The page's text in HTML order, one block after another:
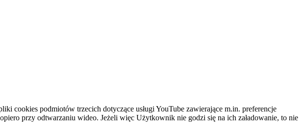
cookies podmiotów trzecich dotyczące usługi YouTube zawierające m.in. preferencje
przy odtwarzaniu wideo. Jeżeli więc Użytkownik nie godzi się na ich załadowanie, to nie